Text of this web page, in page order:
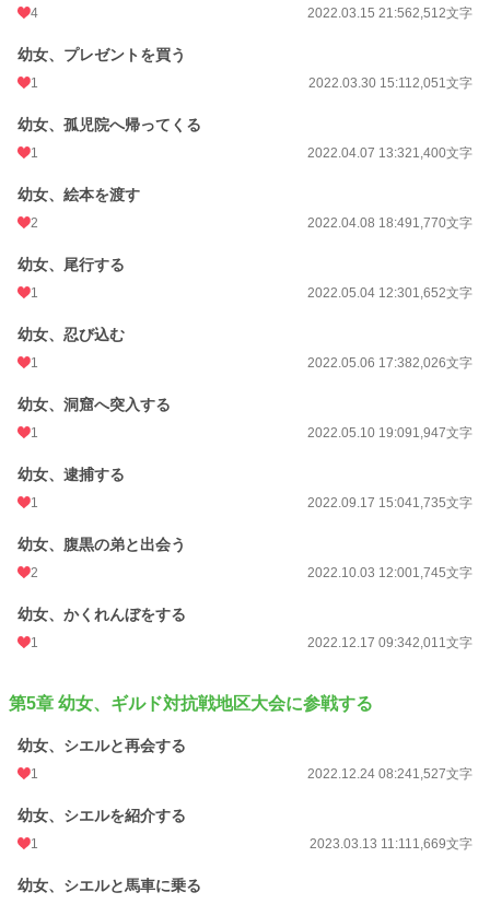
4 2022.03.15 21:562,512文字
幼女、プレゼントを買う
1 2022.03.30 15:112,051文字
幼女、孤児院へ帰ってくる
1 2022.04.07 13:321,400文字
幼女、絵本を渡す
2 2022.04.08 18:491,770文字
幼女、尾行する
1 2022.05.04 12:301,652文字
幼女、忍び込む
1 2022.05.06 17:382,026文字
幼女、洞窟へ突入する
1 2022.05.10 19:091,947文字
幼女、逮捕する
1 2022.09.17 15:041,735文字
幼女、腹黒の弟と出会う
2 2022.10.03 12:001,745文字
幼女、かくれんぼをする
1 2022.12.17 09:342,011文字
第5章 幼女、ギルド対抗戦地区大会に参戦する
幼女、シエルと再会する
1 2022.12.24 08:241,527文字
幼女、シエルを紹介する
1 2023.03.13 11:111,669文字
幼女、シエルと馬車に乗る